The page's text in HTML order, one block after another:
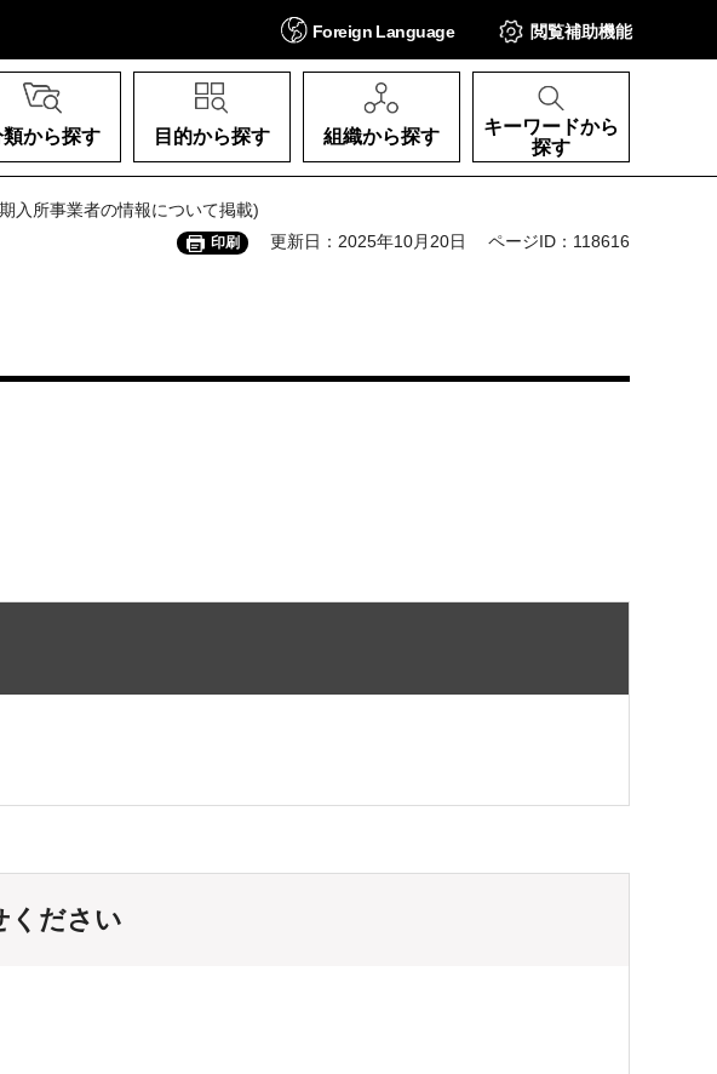
Foreign Language 閲覧補助機能
類から探す 目的から探す 組織から探す
キーワードから
探す
入所事業者の情報について掲載)
印刷 更新日：2025年10月20日 ページID：118616
ください